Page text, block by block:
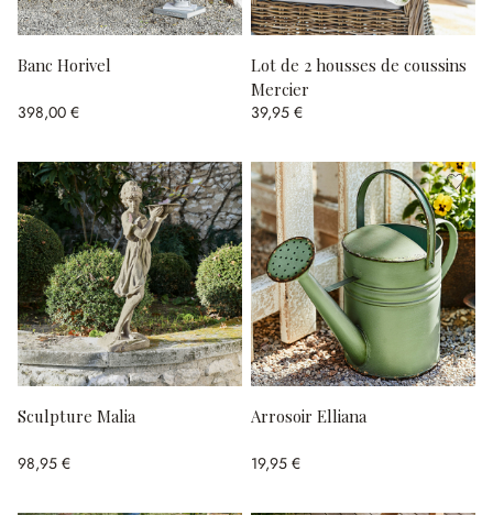
Banc Horivel
398,00 €
Lot de 2 housses de coussins
Mercier
39,95 €
Sculpture Malia
98,95 €
Arrosoir Elliana
19,95 €